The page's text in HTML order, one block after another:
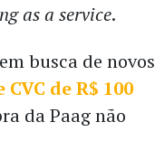
as a service.
busca de novos
de R$ 100
da Paag não